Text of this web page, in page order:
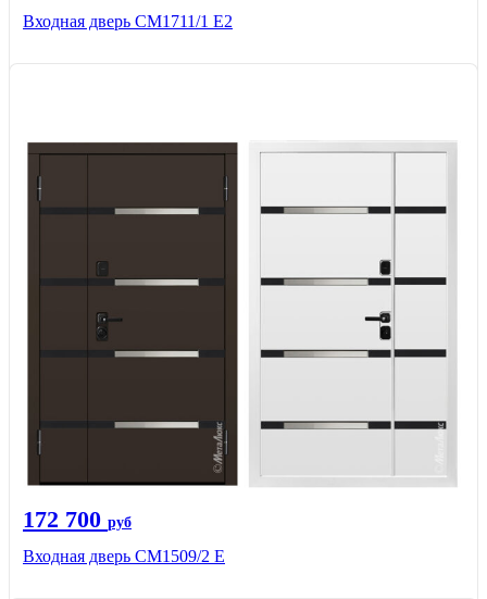
Входная дверь CМ1711/1 Е2
172 700 руб
Входная дверь CМ1509/2 Е